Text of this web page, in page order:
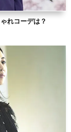
れコーデは？